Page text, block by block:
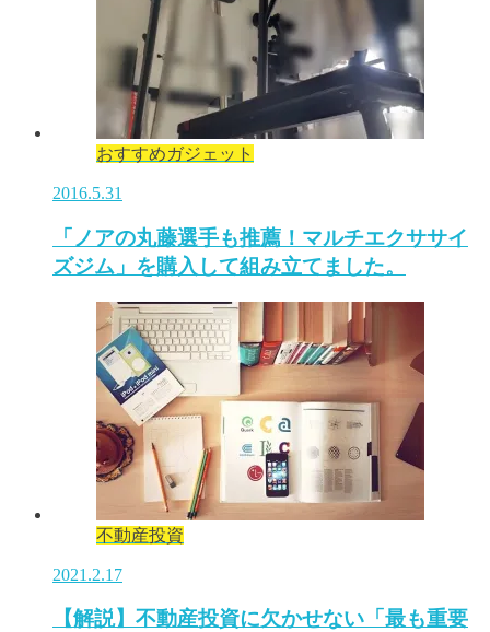
おすすめガジェット
2016.5.31
「ノアの丸藤選手も推薦！マルチエクササイ
ズジム」を購入して組み立てました。
不動産投資
2021.2.17
【解説】不動産投資に欠かせない「最も重要